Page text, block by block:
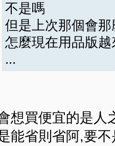
不是嗎
但是上次那個會
怎麼現在用品版
...
想買便宜的是人
能省則省阿,要